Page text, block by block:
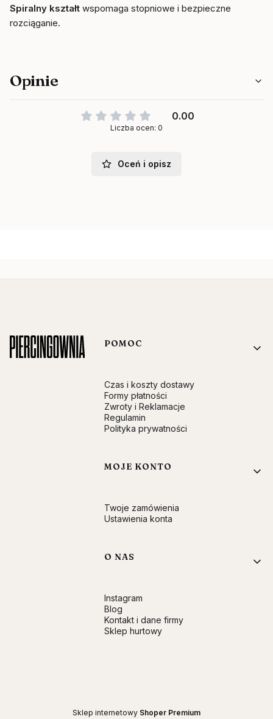
Spiralny kształt wspomaga stopniowe i bezpieczne
rozciąganie.
Opinie
0.00
Liczba ocen: 0
Oceń i opisz
Linki w stopce
POMOC
Czas i koszty dostawy
Formy płatności
Zwroty i Reklamacje
Regulamin
Polityka prywatności
MOJE KONTO
Twoje zamówienia
Ustawienia konta
O NAS
Instagram
Blog
Kontakt i dane firmy
Sklep hurtowy
Sklep internetowy Shoper Premium